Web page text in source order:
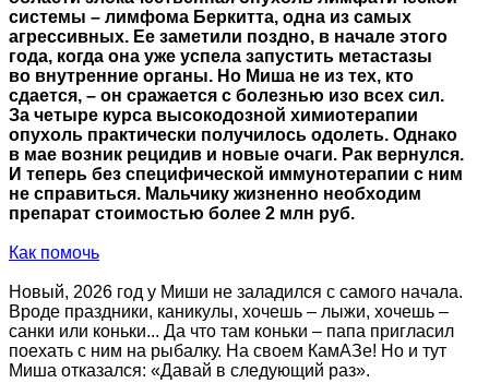
системы – лимфома Беркитта, одна из самых
агрессивных. Ее заметили поздно, в начале этого
года, когда она уже успела запустить метастазы
во внутренние органы. Но Миша не из тех, кто
сдается, – он сражается с болезнью изо всех сил.
За четыре курса высокодозной химиотерапии
опухоль практически получилось одолеть. Однако
в мае возник рецидив и новые очаги. Рак вернулся.
И теперь без специфической иммунотерапии с ним
не справиться. Мальчику жизненно необходим
препарат стоимостью более 2 млн руб.
Как помочь
Новый, 2026 год у Миши не заладился с самого начала.
Вроде праздники, каникулы, хочешь – лыжи, хочешь –
санки или коньки... Да что там коньки – папа пригласил
поехать с ним на рыбалку. На своем КамАЗе! Но и тут
Миша отказался: «Давай в следующий раз».